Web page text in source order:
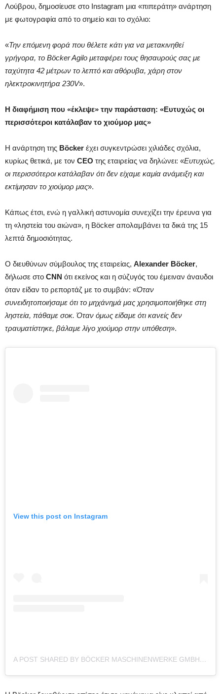
Λούβρου, δημοσίευσε στο Instagram μια «πιπεράτη» ανάρτηση
με φωτογραφία από το σημείο και το σχόλιο:
«Την επόμενη φορά που θέλετε κάτι για να μετακινηθεί
γρήγορα, το Böcker Agilo μεταφέρει τους θησαυρούς σας με
ταχύτητα 42 μέτρων το λεπτό και αθόρυβα, χάρη στον
ηλεκτροκινητήρα 230V».
Η διαφήμιση που «έκλεψε» την παράσταση: «Ευτυχώς οι
περισσότεροι κατάλαβαν το χιούμορ μας»
Η ανάρτηση της Böcker έχει συγκεντρώσει χιλιάδες σχόλια,
κυρίως θετικά, με τον CEO της εταιρείας να δηλώνει: «Ευτυχώς,
οι περισσότεροι κατάλαβαν ότι δεν είχαμε καμία ανάμειξη και
εκτίμησαν το χιούμορ μας».
Κάπως έτσι, ενώ η γαλλική αστυνομία συνεχίζει την έρευνα για
τη «ληστεία του αιώνα», η Böcker απολαμβάνει τα δικά της 15
λεπτά δημοσιότητας.
Ο διευθύνων σύμβουλος της εταιρείας, Alexander Böcker,
δήλωσε στο CNN ότι εκείνος και η σύζυγός του έμειναν άναυδοι
όταν είδαν το ρεπορτάζ με το συμβάν: «Όταν
συνειδητοποιήσαμε ότι το μηχάνημά μας χρησιμοποιήθηκε στη
ληστεία, πάθαμε σοκ. Όταν όμως είδαμε ότι κανείς δεν
τραυματίστηκε, βάλαμε λίγο χιούμορ στην υπόθεση».
View this post on Instagram
A POST SHARED BY BÖCKER MASCHINENWERKE GMBH (@BOECKERMASCHINENWERKE)